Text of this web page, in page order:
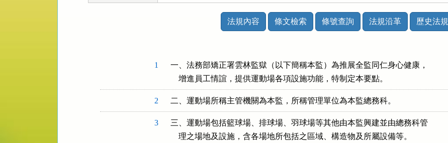
法規內容 條文檢索 條號查詢 法規沿革 歷史法規
1
一、法務部矯正署雲林監獄（以下簡稱本監）為推展全監同仁身心健康，
    增進員工情誼，提供運動場各項設施功能，特制定本要點。
2 二、運動場所稱主管機關為本監，所稱管理單位為本監總務科。
3
三、運動場包括籃球場、排球場、羽球場等其他由本監興建並由總務科管
    理之場地及設施，含各場地所包括之區域、構造物及所屬設備等。